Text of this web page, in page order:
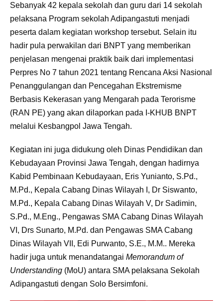
Sebanyak 42 kepala sekolah dan guru dari 14 sekolah
pelaksana Program sekolah Adipangastuti menjadi
peserta dalam kegiatan workshop tersebut. Selain itu
hadir pula perwakilan dari BNPT yang memberikan
penjelasan mengenai praktik baik dari implementasi
Perpres No 7 tahun 2021 tentang Rencana Aksi Nasional
Penanggulangan dan Pencegahan Ekstremisme
Berbasis Kekerasan yang Mengarah pada Terorisme
(RAN PE) yang akan dilaporkan pada I-KHUB BNPT
melalui Kesbangpol Jawa Tengah.
Kegiatan ini juga didukung oleh Dinas Pendidikan dan
Kebudayaan Provinsi Jawa Tengah, dengan hadirnya
Kabid Pembinaan Kebudayaan, Eris Yunianto, S.Pd.,
M.Pd., Kepala Cabang Dinas Wilayah I, Dr Siswanto,
M.Pd., Kepala Cabang Dinas Wilayah V, Dr Sadimin,
S.Pd., M.Eng., Pengawas SMA Cabang Dinas Wilayah
VI, Drs Sunarto, M.Pd. dan Pengawas SMA Cabang
Dinas Wilayah VII, Edi Purwanto, S.E., M.M.. Mereka
hadir juga untuk menandatangai Memorandum of
Understanding (MoU) antara SMA pelaksana Sekolah
Adipangastuti dengan Solo Bersimfoni.